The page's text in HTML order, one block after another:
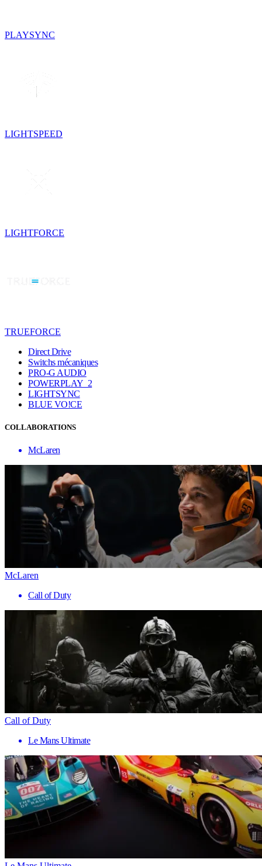
PLAYSYNC
LIGHTSPEED
LIGHTFORCE
TRUEFORCE
Direct Drive
Switchs mécaniques
PRO-G AUDIO
POWERPLAY 2
LIGHTSYNC
BLUE VO!CE
COLLABORATIONS
McLaren
McLaren
Call of Duty
Call of Duty
Le Mans Ultimate